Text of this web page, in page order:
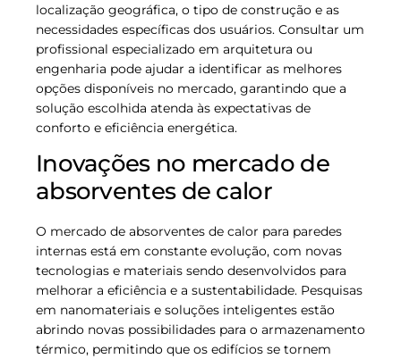
localização geográfica, o tipo de construção e as
necessidades específicas dos usuários. Consultar um
profissional especializado em arquitetura ou
engenharia pode ajudar a identificar as melhores
opções disponíveis no mercado, garantindo que a
solução escolhida atenda às expectativas de
conforto e eficiência energética.
Inovações no mercado de
absorventes de calor
O mercado de absorventes de calor para paredes
internas está em constante evolução, com novas
tecnologias e materiais sendo desenvolvidos para
melhorar a eficiência e a sustentabilidade. Pesquisas
em nanomateriais e soluções inteligentes estão
abrindo novas possibilidades para o armazenamento
térmico, permitindo que os edifícios se tornem